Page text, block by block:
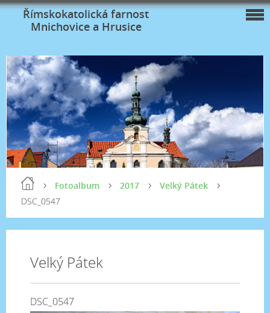
Římskokatolická farnost
Mnichovice a Hrusice
Fotoalbum 2017
Velký Pátek
DSC_0547
Velký Pátek
DSC_0547